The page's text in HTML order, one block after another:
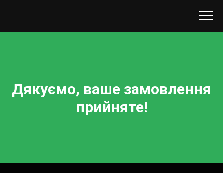
Дякуємо, ваше замовлення
прийняте!